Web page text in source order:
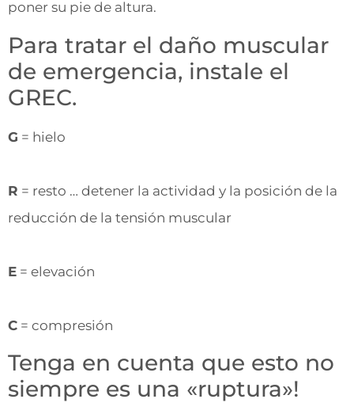
poner su pie de altura.
Para tratar el daño muscular
de emergencia, instale el
GREC.
G = hielo
R = resto … detener la actividad y la posición de la
reducción de la tensión muscular
E = elevación
C = compresión
Tenga en cuenta que esto no
siempre es una «ruptura»!